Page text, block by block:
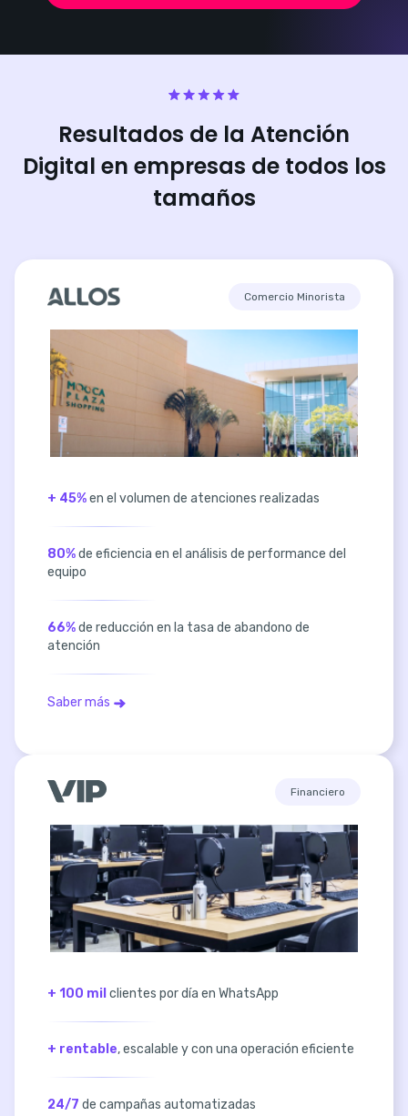
Resultados de la Atención
Digital en empresas de todos los
tamaños
Comercio Minorista
+ 45%en el volumen de atenciones realizadas
80%de eficiencia en el análisis de performance del
equipo
66%de reducción en la tasa de abandono de
atención
Saber más
Financiero
+ 100 mil clientes por día en WhatsApp
+ rentable, escalable y con una operación eficiente
24/7 de campañas automatizadas